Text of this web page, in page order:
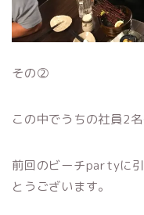
その②
この中でうちの社員2
前回のビーチpartyに
とうございます。